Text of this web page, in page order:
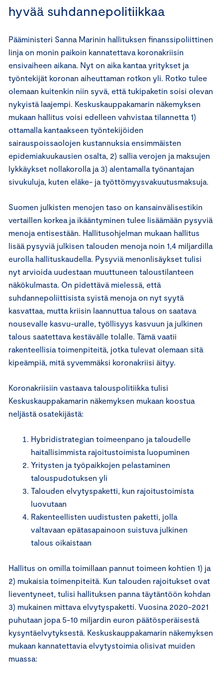
hyvää suhdannepolitiikkaa
Pääministeri Sanna Marinin hallituksen finanssipoliittinen
linja on monin paikoin kannatettava koronakriisin
ensivaiheen aikana. Nyt on aika kantaa yritykset ja
työntekijät koronan aiheuttaman rotkon yli. Rotko tulee
olemaan kuitenkin niin syvä, että tukipaketin soisi olevan
nykyistä laajempi. Keskuskauppakamarin näkemyksen
mukaan hallitus voisi edelleen vahvistaa tilannetta 1)
ottamalla kantaakseen työntekijöiden
sairauspoissaolojen kustannuksia ensimmäisten
epidemiakuukausien osalta, 2) sallia verojen ja maksujen
lykkäykset nollakorolla ja 3) alentamalla työnantajan
sivukuluja, kuten eläke- ja työttömyysvakuutusmaksuja.
Suomen julkisten menojen taso on kansainvälisestikin
vertaillen korkea ja ikääntyminen tulee lisäämään pysyviä
menoja entisestään. Hallitusohjelman mukaan hallitus
lisää pysyviä julkisen talouden menoja noin 1,4 miljardilla
eurolla hallituskaudella. Pysyviä menonlisäykset tulisi
nyt arvioida uudestaan muuttuneen taloustilanteen
näkökulmasta. On pidettävä mielessä, että
suhdannepoliittisista syistä menoja on nyt syytä
kasvattaa, mutta kriisin laannuttua talous on saatava
nousevalle kasvu-uralle, työllisyys kasvuun ja julkinen
talous saatettava kestävälle tolalle. Tämä vaatii
rakenteellisia toimenpiteitä, jotka tulevat olemaan sitä
kipeämpiä, mitä syvemmäksi koronakriisi äityy.
Koronakriisiin vastaava talouspolitiikka tulisi
Keskuskauppakamarin näkemyksen mukaan koostua
neljästä osatekijästä:
Hybridistrategian toimeenpano ja taloudelle
haitallisimmista rajoitustoimista luopuminen
Yritysten ja työpaikkojen pelastaminen
talouspudotuksen yli
Talouden elvytyspaketti, kun rajoitustoimista
luovutaan
Rakenteellisten uudistusten paketti, jolla
valtavaan epätasapainoon suistuva julkinen
talous oikaistaan
Hallitus on omilla toimillaan pannut toimeen kohtien 1) ja
2) mukaisia toimenpiteitä. Kun talouden rajoitukset ovat
lieventyneet, tulisi hallituksen panna täytäntöön kohdan
3) mukainen mittava elvytyspaketti. Vuosina 2020-2021
puhutaan jopa 5-10 miljardin euron päätösperäisestä
kysyntäelvytyksestä. Keskuskauppakamarin näkemyksen
mukaan kannatettavia elvytystoimia olisivat muiden
muassa: